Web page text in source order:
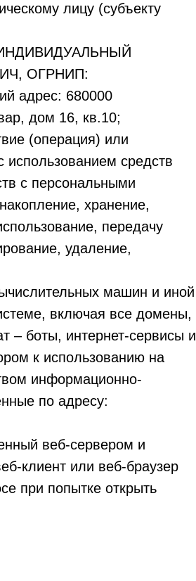
лицу (субъекту
ОГРНИП:
адрес: 680000
дом 16, кв.10;
(операция) или
средств
с персональными
хранение,
передачу
удаление,
машин и иной
включая все домены,
– боты, интернет-сервисы и
к использованию на
информационно-
по адресу:
веб-сервером и
клиент или веб-браузер
при попытке открыть